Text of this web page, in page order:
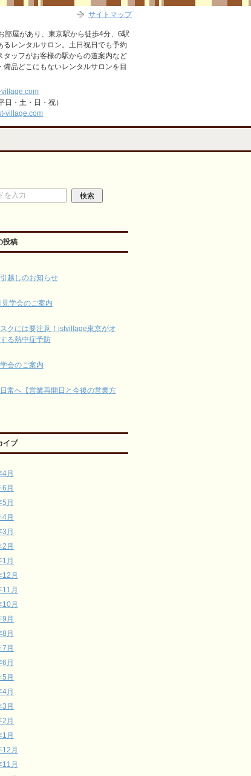
部屋があり、東京駅から徒歩4分、6駅
るレンタルサロン。土日祝日でも予約
タッフがお客様の駅からの道案内など
品どこにもないレンタルサロンを目
village.com
・土・日・祝）
village.com
投稿
越しのお知らせ
見学会のご案内
クには要注意！istvillage東京がオ
る熱中症予防
会のご案内
常へ【営業再開日と今後の営業方
イブ
月
月
月
月
月
月
月
月
月
月
月
月
月
月
月
月
月
月
月
月
月
サイトマップ